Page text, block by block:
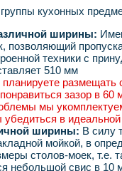
кухонных
ширины:
позволяющий
техники с
510 мм
зазор в
мы
в
ширины: В силу
мойкой, в
столов-моек, т.е.
небольшой свис в